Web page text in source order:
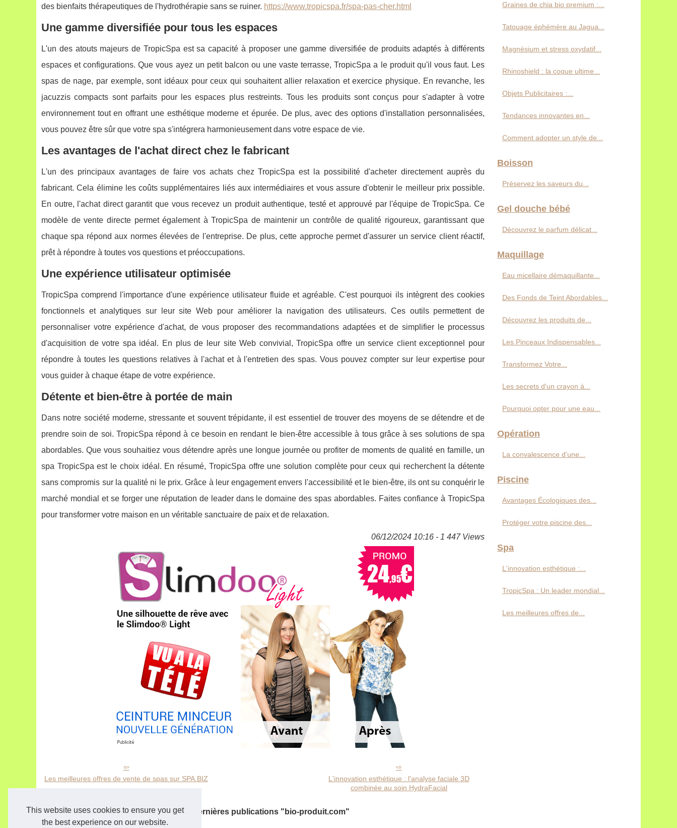
This website uses cookies to ensure you get
the best experience on our website.
des bienfaits thérapeutiques de l'hydrothérapie sans se ruiner. https://www.tropicspa.fr/spa-pas-cher.html
Une gamme diversifiée pour tous les espaces
L'un des atouts majeurs de TropicSpa est sa capacité à proposer une gamme diversifiée de produits adaptés à différents
espaces et configurations. Que vous ayez un petit balcon ou une vaste terrasse, TropicSpa a le produit qu'il vous faut. Les
spas de nage, par exemple, sont idéaux pour ceux qui souhaitent allier relaxation et exercice physique. En revanche, les
jacuzzis compacts sont parfaits pour les espaces plus restreints. Tous les produits sont conçus pour s'adapter à votre
environnement tout en offrant une esthétique moderne et épurée. De plus, avec des options d'installation personnalisées,
vous pouvez être sûr que votre spa s'intégrera harmonieusement dans votre espace de vie.
Les avantages de l'achat direct chez le fabricant
L'un des principaux avantages de faire vos achats chez TropicSpa est la possibilité d'acheter directement auprès du
fabricant. Cela élimine les coûts supplémentaires liés aux intermédiaires et vous assure d'obtenir le meilleur prix possible.
En outre, l'achat direct garantit que vous recevez un produit authentique, testé et approuvé par l'équipe de TropicSpa. Ce
modèle de vente directe permet également à TropicSpa de maintenir un contrôle de qualité rigoureux, garantissant que
chaque spa répond aux normes élevées de l'entreprise. De plus, cette approche permet d'assurer un service client réactif,
prêt à répondre à toutes vos questions et préoccupations.
Une expérience utilisateur optimisée
TropicSpa comprend l'importance d'une expérience utilisateur fluide et agréable. C'est pourquoi ils intègrent des cookies
fonctionnels et analytiques sur leur site Web pour améliorer la navigation des utilisateurs. Ces outils permettent de
personnaliser votre expérience d'achat, de vous proposer des recommandations adaptées et de simplifier le processus
d'acquisition de votre spa idéal. En plus de leur site Web convivial, TropicSpa offre un service client exceptionnel pour
répondre à toutes les questions relatives à l'achat et à l'entretien des spas. Vous pouvez compter sur leur expertise pour
vous guider à chaque étape de votre expérience.
Détente et bien-être à portée de main
Dans notre société moderne, stressante et souvent trépidante, il est essentiel de trouver des moyens de se détendre et de
prendre soin de soi. TropicSpa répond à ce besoin en rendant le bien-être accessible à tous grâce à ses solutions de spa
abordables. Que vous souhaitiez vous détendre après une longue journée ou profiter de moments de qualité en famille, un
spa TropicSpa est le choix idéal. En résumé, TropicSpa offre une solution complète pour ceux qui recherchent la détente
sans compromis sur la qualité ni le prix. Grâce à leur engagement envers l'accessibilité et le bien-être, ils ont su conquérir le
marché mondial et se forger une réputation de leader dans le domaine des spas abordables. Faites confiance à TropicSpa
pour transformer votre maison en un véritable sanctuaire de paix et de relaxation.
06/12/2024 10:16 - 1 447 Views
Les meilleures offres de vente de spas sur SPA.BIZ
L'innovation esthétique : l'analyse faciale 3D
combinée au soin HydraFacial
Les dernières publications "bio-produit.com"
Graines de chia bio premium :...
Tatouage éphémère au Jagua...
Magnésium et stress oxydatif...
Rhinoshield : la coque ultime...
Objets Publicitaires :...
Tendances innovantes en...
Comment adopter un style de...
Boisson
Préservez les saveurs du...
Gel douche bébé
Découvrez le parfum délicat...
Maquillage
Eau micellaire démaquillante...
Des Fonds de Teint Abordables...
Découvrez les produits de...
Les Pinceaux Indispensables...
Transformez Votre...
Les secrets d'un crayon à...
Pourquoi opter pour une eau...
Opération
La convalescence d'une...
Piscine
Avantages Écologiques des...
Protéger votre piscine des...
Spa
L'innovation esthétique :...
TropicSpa : Un leader mondial...
Les meilleures offres de...